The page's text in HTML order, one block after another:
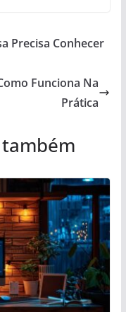
Precisa Conhecer
Funciona Na
Prática